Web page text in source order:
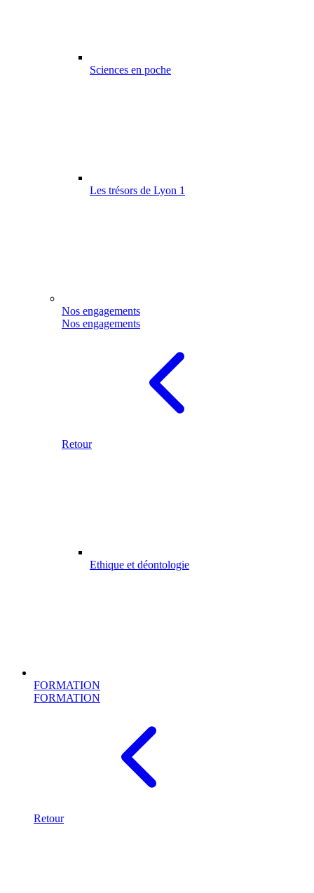
Sciences en poche
Les trésors de Lyon 1
Nos engagements
Nos engagements
Retour
Ethique et déontologie
FORMATION
FORMATION
Retour